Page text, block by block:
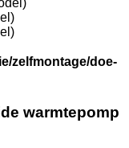
zelfmontage/doe-
warmtepomp